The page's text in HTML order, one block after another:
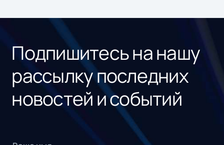
Подпишитесь на нашу
рассылку последних
новостей и событий